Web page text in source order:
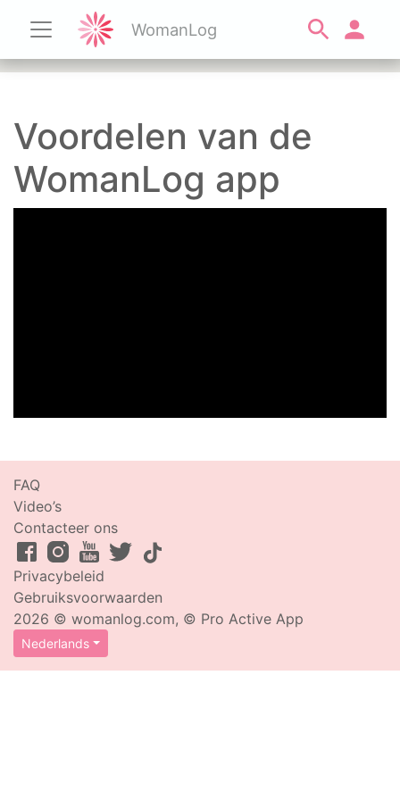
WomanLog
Voordelen van de
WomanLog app
Privacybeleid
Gebruiksvoorwaarden
2026 © womanlog.com, © Pro Active App
Nederlands
FAQ
Video’s
Contacteer ons